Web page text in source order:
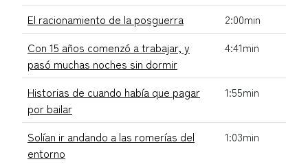
El racionamiento de la posguerra
2:00min
Con 15 años comenzó a trabajar, y
pasó muchas noches sin dormir
4:41min
Historias de cuando había que pagar
por bailar
1:55min
Solían ir andando a las romerías del
entorno
1:03min